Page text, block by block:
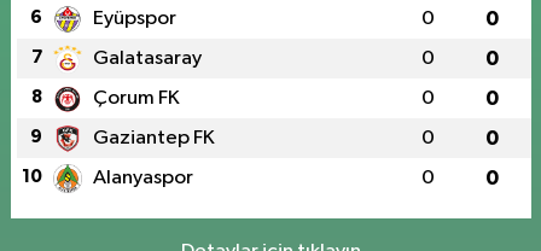
6 Eyüpspor 0 0
7 Galatasaray 0 0
8 Çorum FK 0 0
9 Gaziantep FK 0 0
10 Alanyaspor 0 0